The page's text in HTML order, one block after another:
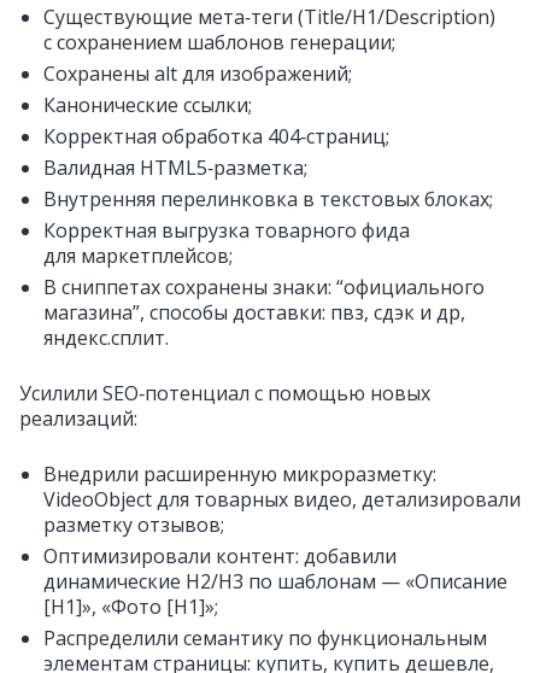
Существующие мета‑теги (Title/H1/Description)
с сохранением шаблонов генерации;
Сохранены alt для изображений;
Канонические ссылки;
Корректная обработка 404‑страниц;
Валидная HTML5‑разметка;
Внутренняя перелинковка в текстовых блоках;
Корректная выгрузка товарного фида
для маркетплейсов;
В сниппетах сохранены знаки: “официального
магазина”, способы доставки: пвз, сдэк и др,
яндекс.сплит.
Усилили SEO‑потенциал с помощью новых
реализаций:
Внедрили расширенную микроразметку:
VideoObject для товарных видео, детализировали
разметку отзывов;
Оптимизировали контент: добавили
динамические H2/H3 по шаблонам — «Описание
[H1]», «Фото [H1]»;
Распределили семантику по функциональным
элементам страницы: купить, купить дешевле,